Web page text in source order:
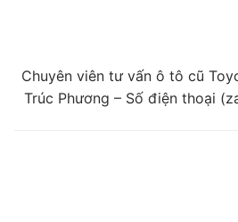
Chuyên viên tư vấn ô tô cũ
Trúc Phương – Số điện thoại